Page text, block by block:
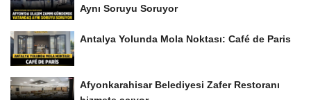
Aynı Soruyu Soruyor
Antalya Yolunda Mola Noktası: Café de Paris
Afyonkarahisar Belediyesi Zafer Restoranı